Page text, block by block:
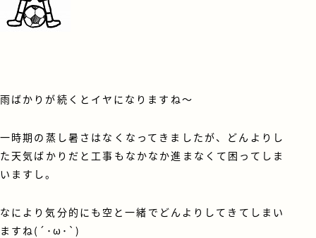
雨ばかりが続くとイヤになりますね～
一時期の蒸し暑さはなくなってきましたが、どんよりし
た天気ばかりだと工事もなかなか進まなくて困ってしま
いますし。
なにより気分的にも空と一緒でどんよりしてきてしまい
ますね(´･ω･`)